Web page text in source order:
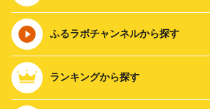
ふるラボチャンネルから探す
ランキングから探す